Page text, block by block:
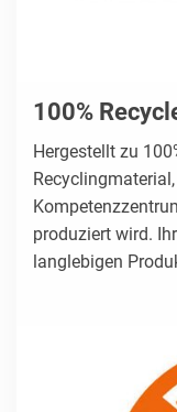
100%
Hergestellt zu
produziert wird.
langlebigen